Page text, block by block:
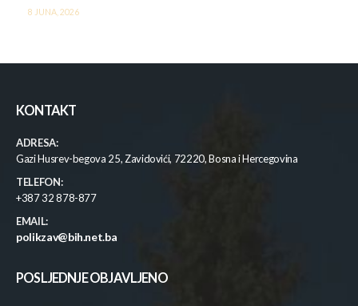
8 JUNA, 2026
KONTAKT
ADRESA:
Gazi Husrev-begova 25, Zavidovići, 72220, Bosna i Hercegovina
TELEFON:
+387 32 878-877
EMAIL:
polikzav@bih.net.ba
POSLJEDNJE OBJAVLJENO